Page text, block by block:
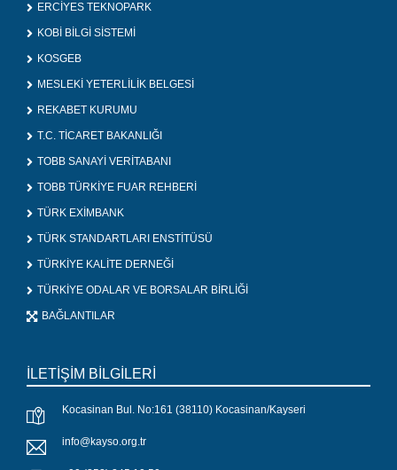
ERCİYES TEKNOPARK
KOBİ BİLGİ SİSTEMİ
KOSGEB
MESLEKİ YETERLİLİK BELGESİ
REKABET KURUMU
T.C. TİCARET BAKANLIĞI
TOBB SANAYİ VERİTABANI
TOBB TÜRKİYE FUAR REHBERİ
TÜRK EXİMBANK
TÜRK STANDARTLARI ENSTİTÜSÜ
TÜRKİYE KALİTE DERNEĞİ
TÜRKİYE ODALAR VE BORSALAR BİRLİĞİ
BAĞLANTILAR
İLETİŞİM BİLGİLERİ
Kocasinan Bul. No:161 (38110) Kocasinan/Kayseri
info@kayso.org.tr